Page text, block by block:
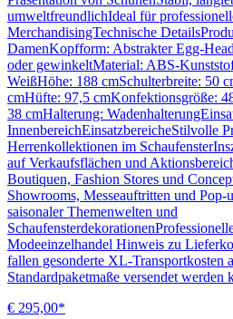
umweltfreundlichIdeal für
MerchandisingTechnische
DamenKopfform: Abstrakter Egg-
oder gewinkeltMaterial: ABS-
WeißHöhe: 188 cmSchulterbreite: 50
cmHüfte: 97,5 cmKonfektionsgröße:
38 cmHalterung:
InnenbereichEinsatzbereicheStilvolle
Herrenkollektionen im
auf Verkaufsflächen und
Boutiquen, Fashion Stores und
Showrooms, Messeauftritten und Pop-
saisonaler Themenwelten und
Modeeinzelhandel Hinweis zu
fallen gesonderte XL-Transportkosten
Standardpaketmaße versendet werden
€ 295,00*